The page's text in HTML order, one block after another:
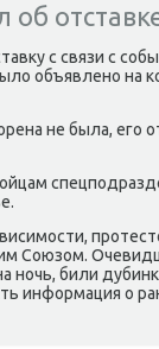
с связи с
объявлено на
не была, его
Союзом.
ночь, били
информация о